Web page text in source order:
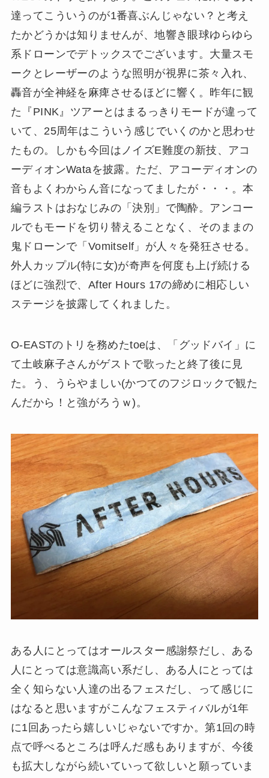
達ってこういうのが1番喜ぶんじゃない？と考え
たかどうかは知りませんが、地響き眼球ゆらゆら
系ドローンでデトックスでございます。大量スモ
ークとレーザーのような照明が視界に茶々入れ、
轟音が全神経を麻痺させるほどに響く。昨年に観
た『PINK』ツアーとはまるっきりモードが違って
いて、25周年はこういう感じでいくのかと思わせ
たもの。しかも今回はノイズE難度の新技、アコ
ーディオンWataを披露。ただ、アコーディオンの
音もよくわからん音になってましたが・・・。本
編ラストはおなじみの「決別」で陶酔。アンコー
ルでもモードを切り替えることなく、そのままの
鬼ドローンで「Vomitself」が人々を発狂させる。
外人カップル(特に女)が奇声を何度も上げ続ける
ほどに強烈で、After Hours 17の締めに相応しい
ステージを披露してくれました。
O-EASTのトリを務めたtoeは、「グッドバイ」に
て土岐麻子さんがゲストで歌ったと終了後に見
た。う、うらやましい(かつてのフジロックで観た
んだから！と強がろうｗ)。
ある人にとってはオールスター感謝祭だし、ある
人にとっては意識高い系だし、ある人にとっては
全く知らない人達の出るフェスだし、って感じに
はなると思いますがこんなフェスティバルが1年
に1回あったら嬉しいじゃないですか。第1回の時
点で呼べるところは呼んだ感もありますが、今後
も拡大しながら続いていって欲しいと願っていま